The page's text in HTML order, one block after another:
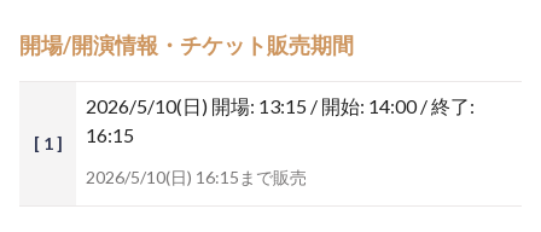
開場/開演情報・チケット販売期間
[ 1 ]
2026/5/10(日) 開場: 13:15 / 開始: 14:00 / 終了:
16:15
2026/5/10(日) 16:15まで販売